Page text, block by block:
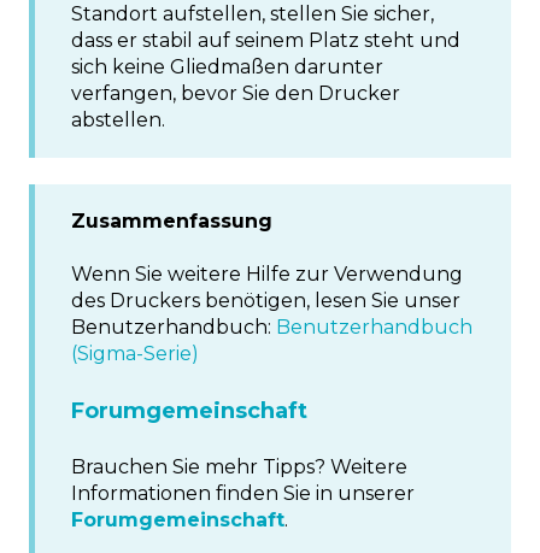
Standort aufstellen, stellen Sie sicher,
dass er stabil auf seinem Platz steht und
sich keine Gliedmaßen darunter
verfangen, bevor Sie den Drucker
abstellen.
Zusammenfassung
Wenn Sie weitere Hilfe zur Verwendung
des Druckers benötigen, lesen Sie unser
Benutzerhandbuch: Benutzerhandbuch
(Sigma-Serie)
Forumgemeinschaft
Brauchen Sie mehr Tipps? Weitere
Informationen finden Sie in unserer
Forumgemeinschaft.